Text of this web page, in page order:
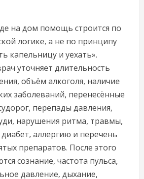
на дом помощь строится по
логике, а не по принципу
капельницу и уехать».
уточняет длительность
объём алкоголя, наличие
заболеваний, перенесённые
перепады давления,
нарушения ритма, травмы,
аллергию и перечень
препаратов. После этого
сознание, частота пульса,
давление, дыхание,